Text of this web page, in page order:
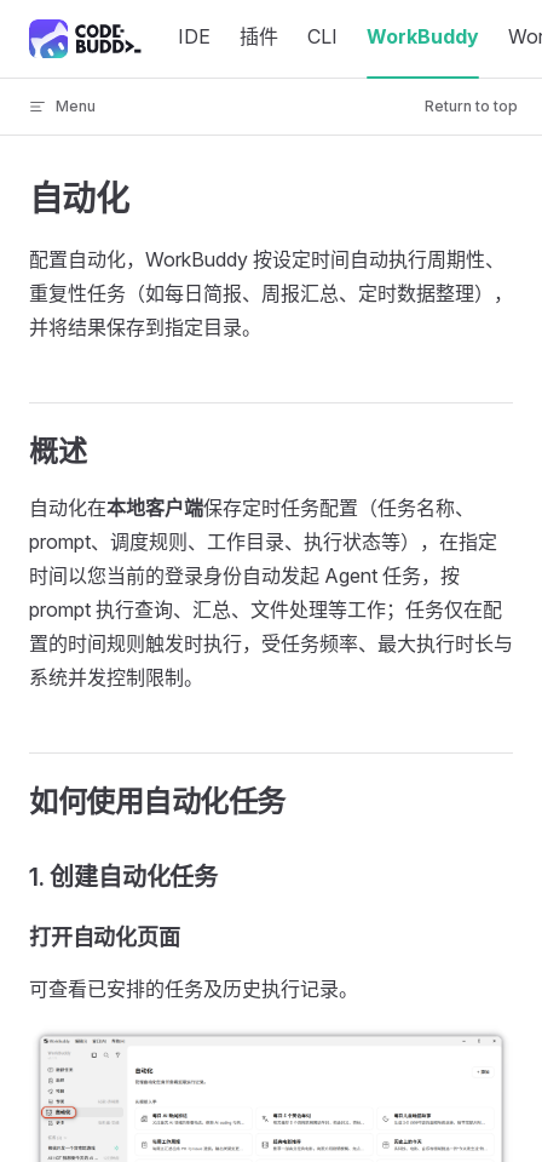
Skip to content IDE 插件 CLI WorkBuddy
Menu Return to top
自动化
配置自动化，WorkBuddy 按设定时间自动执行周期性、
重复性任务（如每日简报、周报汇总、定时数据整理），
并将结果保存到指定目录。
概述
自动化在本地客户端保存定时任务配置（任务名称、
prompt、调度规则、工作目录、执行状态等），在指定
时间以您当前的登录身份自动发起 Agent 任务，按
prompt 执行查询、汇总、文件处理等工作；任务仅在配
置的时间规则触发时执行，受任务频率、最大执行时长与
系统并发控制限制。
如何使用自动化任务
1. 创建自动化任务
打开自动化页面
可查看已安排的任务及历史执行记录。